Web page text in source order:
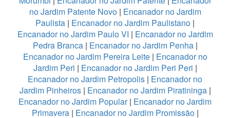
no Jardim Patente Novo| Encanador no Jardim
Paulista | Encanador no Jardim Paulistano |
Encanador no Jardim Paulo VI | Encanador no Jardim
Pedra Branca| Encanador no Jardim Penha|
Encanador no Jardim Pereira Leite| Encanador no
Jardim Peri | Encanador no Jardim Peri Peri |
Encanador no Jardim Petropolis | Encanador no
Jardim Pinheiros| Encanador no Jardim Piratininga|
Encanador no Jardim Popular| Encanador no Jardim
Primavera| Encanador no Jardim Promissão|